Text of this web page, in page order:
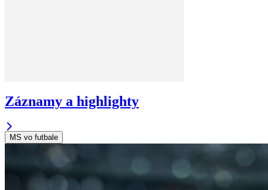
Záznamy a highlighty
MS vo futbale